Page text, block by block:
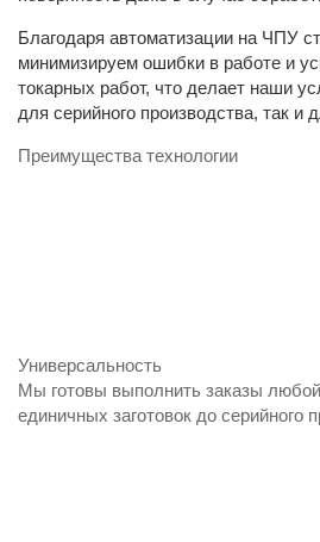
Благодаря автоматизации на ЧПУ
минимизируем ошибки в работе и
токарных работ, что делает наши
для серийного производства, так и
Преимущества технологии
Универсальность
Мы готовы выполнить заказы
единичных заготовок до серийного